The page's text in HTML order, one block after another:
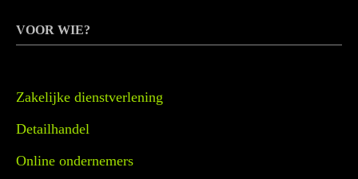
VOOR WIE?
Zakelijke dienstverlening
Detailhandel
Online ondernemers